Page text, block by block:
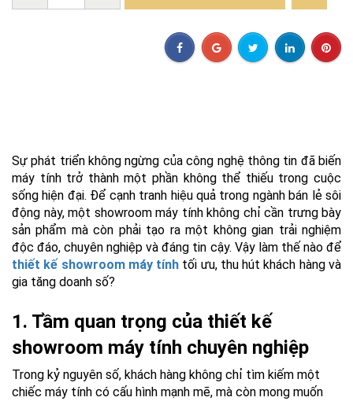
Sự phát triển không ngừng của công nghệ thông tin đã biến
máy tính trở thành một phần không thể thiếu trong cuộc
sống hiện đại. Để cạnh tranh hiệu quả trong ngành bán lẻ sôi
động này, một showroom máy tính không chỉ cần trưng bày
sản phẩm mà còn phải tạo ra một không gian trải nghiệm
độc đáo, chuyên nghiệp và đáng tin cậy. Vậy làm thế nào để
thiết kế showroom máy tính tối ưu, thu hút khách hàng và
gia tăng doanh số?
1. Tầm quan trọng của thiết kế
showroom máy tính chuyên nghiệp
Trong kỷ nguyên số, khách hàng không chỉ tìm kiếm một
chiếc máy tính có cấu hình mạnh mẽ, mà còn mong muốn